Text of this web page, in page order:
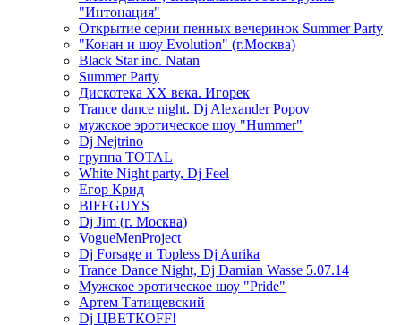
"Интонация"
Открытие серии пенных вечеринок Summer Party
"Конан и шоу Evolution" (г.Москва)
Black Star inc. Natan
Summer Party
Дискотека ХХ века. Игорек
Trance dance night. Dj Alexander Popov
мужское эротическое шоу "Hummer"
Dj Nejtrino
группа TOTAL
White Night party, Dj Feel
Егор Крид
BIFFGUYS
Dj Jim (г. Москва)
VogueMenProject
Dj Forsage и Topless Dj Aurika
Trance Dance Night, Dj Damian Wasse 5.07.14
Мужское эротическое шоу "Pride"
Артем Татищевский
Dj ЦВЕТКOFF!